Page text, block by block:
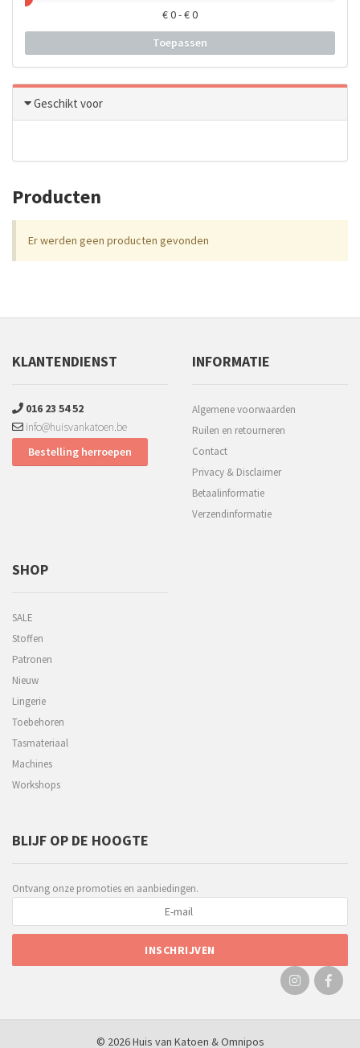
€0- €0
Toepassen
Geschikt voor
Producten
Er werden geen producten gevonden
KLANTENDIENST
016 23 54 52
info@huisvankatoen.be
Bestelling herroepen
INFORMATIE
Algemene voorwaarden
Ruilen en retourneren
Contact
Privacy & Disclaimer
Betaalinformatie
Verzendinformatie
SHOP
SALE
Stoffen
Patronen
Nieuw
Lingerie
Toebehoren
Tasmateriaal
Machines
Workshops
BLIJF OP DE HOOGTE
Ontvang onze promoties en aanbiedingen.
© 2026 Huis van Katoen &Omnipos